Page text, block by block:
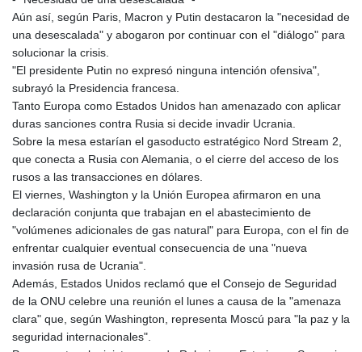
Aún así, según Paris, Macron y Putin destacaron la "necesidad de
una desescalada" y abogaron por continuar con el "diálogo" para
solucionar la crisis.
"El presidente Putin no expresó ninguna intención ofensiva",
subrayó la Presidencia francesa.
Tanto Europa como Estados Unidos han amenazado con aplicar
duras sanciones contra Rusia si decide invadir Ucrania.
Sobre la mesa estarían el gasoducto estratégico Nord Stream 2,
que conecta a Rusia con Alemania, o el cierre del acceso de los
rusos a las transacciones en dólares.
El viernes, Washington y la Unión Europea afirmaron en una
declaración conjunta que trabajan en el abastecimiento de
"volúmenes adicionales de gas natural" para Europa, con el fin de
enfrentar cualquier eventual consecuencia de una "nueva
invasión rusa de Ucrania".
Además, Estados Unidos reclamó que el Consejo de Seguridad
de la ONU celebre una reunión el lunes a causa de la "amenaza
clara" que, según Washington, representa Moscú para "la paz y la
seguridad internacionales".